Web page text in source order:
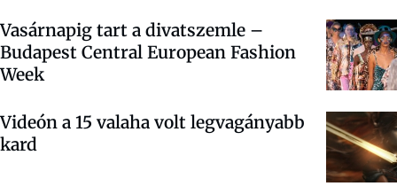
Vasárnapig tart a divatszemle –
Budapest Central European Fashion
Week
Videón a 15 valaha volt legvagányabb
kard